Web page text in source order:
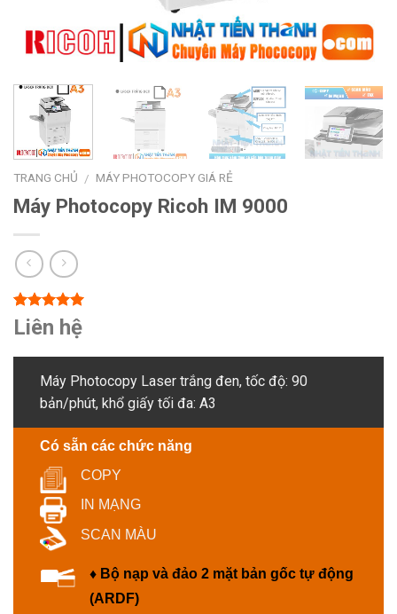
TRANG CHỦ / MÁY PHOTOCOPY GIÁ RẺ
Máy Photocopy Ricoh IM 9000
5.00trên 5
dựa trên
2Liên hệ
Máy Photocopy Laser trắng đen, tốc độ: 90
bản/phút, khổ giấy tối đa: A3
Có sẵn các chức năng
COPY
IN MẠNG
SCAN MÀU
♦ Bộ nạp và đảo 2 mặt bản gốc tự động
(ARDF)